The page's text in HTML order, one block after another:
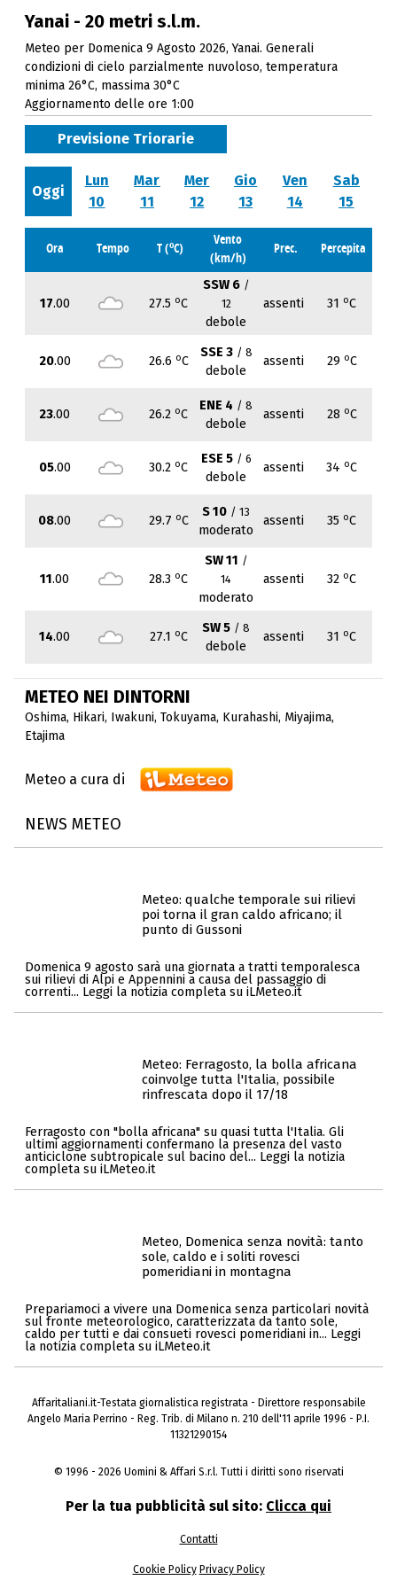
Yanai - 20 metri s.l.m.
Meteo per Domenica 9 Agosto 2026, Yanai. Generali
condizioni di cielo parzialmente nuvoloso, temperatura
minima 26°C, massima 30°C
Aggiornamento delle ore 1:00
Previsione Triorarie
Oggi
Lun
10
Mar
11
Mer
12
Gio
13
Ven
14
Sab
15
Ora Tempo T (oC)
Vento
(km/h)
Prec. Percepita
17.00 27.5 oC
SSW 6 /
12
debole
assenti 31 oC
20.00 26.6 oC
SSE 3 / 8
debole
assenti 29 oC
23.00 26.2 oC
ENE 4 / 8
debole
assenti 28 oC
05.00 30.2 oC
ESE 5 / 6
debole
assenti 34 oC
08.00 29.7 oC
S 10 / 13
moderato
assenti 35 oC
11.00 28.3 oC
SW 11 /
14
moderato
assenti 32 oC
14.00 27.1 oC
SW 5 / 8
debole
assenti 31 oC
METEO NEI DINTORNI
Oshima, Hikari, Iwakuni, Tokuyama, Kurahashi, Miyajima,
Etajima
Meteo a cura di
NEWS METEO
Meteo: qualche temporale sui rilievi
poi torna il gran caldo africano; il
punto di Gussoni
Domenica 9 agosto sarà una giornata a tratti temporalesca
sui rilievi di Alpi e Appennini a causa del passaggio di
correnti... Leggi la notizia completa su iLMeteo.it
Meteo: Ferragosto, la bolla africana
coinvolge tutta l'Italia, possibile
rinfrescata dopo il 17/18
Ferragosto con "bolla africana" su quasi tutta l'Italia. Gli
ultimi aggiornamenti confermano la presenza del vasto
anticiclone subtropicale sul bacino del... Leggi la notizia
completa su iLMeteo.it
Meteo, Domenica senza novità: tanto
sole, caldo e i soliti rovesci
pomeridiani in montagna
Prepariamoci a vivere una Domenica senza particolari novità
sul fronte meteorologico, caratterizzata da tanto sole,
caldo per tutti e dai consueti rovesci pomeridiani in... Leggi
la notizia completa su iLMeteo.it
Affaritaliani.it-Testata giornalistica registrata - Direttore responsabile
Angelo Maria Perrino - Reg. Trib. di Milano n. 210 dell'11 aprile 1996 - P.I.
11321290154
© 1996 - 2026 Uomini & Affari S.r.l. Tutti i diritti sono riservati
Per la tua pubblicità sul sito: Clicca qui
Contatti
Cookie Policy Privacy Policy